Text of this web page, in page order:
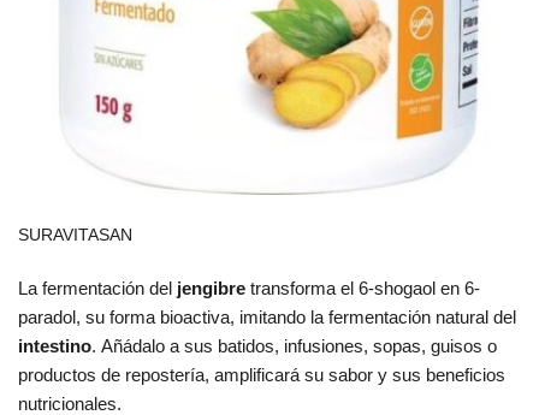
SURAVITASAN
La fermentación del jengibre transforma el 6-shogaol en 6-
paradol, su forma bioactiva, imitando la fermentación natural del
intestino. Añádalo a sus batidos, infusiones, sopas, guisos o
productos de repostería, amplificará su sabor y sus beneficios
nutricionales.